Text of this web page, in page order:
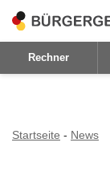
Zum
Inhalt
Rechner
Startseite - News